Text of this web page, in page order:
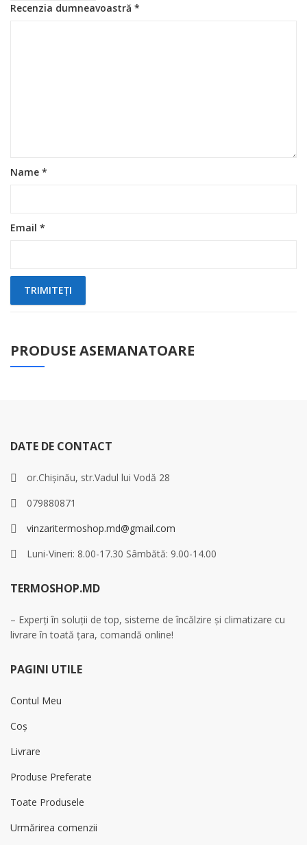
Recenzia dumneavoastră *
Name *
Email *
PRODUSE ASEMANATOARE
DATE DE CONTACT
or.Chișinău, str.Vadul lui Vodă 28
079880871
vinzaritermoshop.md@gmail.com
Luni-Vineri: 8.00-17.30 Sâmbătă: 9.00-14.00
TERMOSHOP.MD
– Experți în soluții de top, sisteme de încălzire și climatizare cu
livrare în toată țara, comandă online!
PAGINI UTILE
Contul Meu
Coș
Livrare
Produse Preferate
Toate Produsele
Urmărirea comenzii